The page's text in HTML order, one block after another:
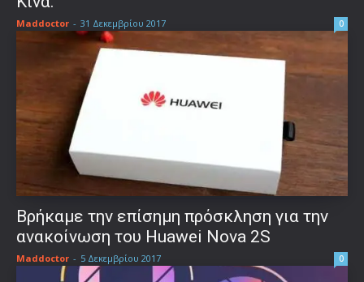
Maddoctor - 31 Δεκεμβρίου 2017 0
Βρήκαμε την επίσημη πρόσκληση για την
ανακοίνωση του Huawei Nova 2S
Maddoctor - 5 Δεκεμβρίου 2017 0